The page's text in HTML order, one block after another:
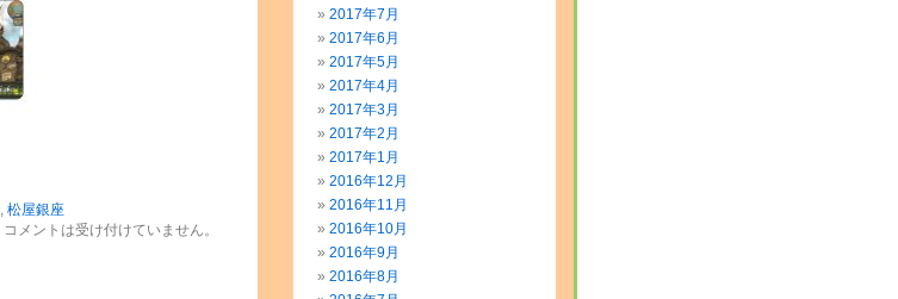
, 松屋銀座
コメントは受け付けていません。
2017年7月
2017年6月
2017年5月
2017年4月
2017年3月
2017年2月
2017年1月
2016年12月
2016年11月
2016年10月
2016年9月
2016年8月